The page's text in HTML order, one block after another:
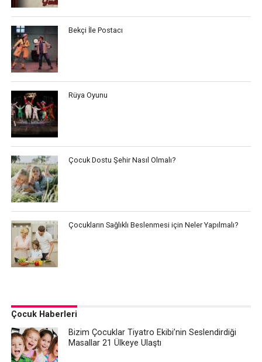
Bekçi İle Postacı
Rüya Oyunu
Çocuk Dostu Şehir Nasıl Olmalı?
Çocukların Sağlıklı Beslenmesi için Neler Yapılmalı?
Çocuk Haberleri
Bizim Çocuklar Tiyatro Ekibi’nin Seslendirdiği
Masallar 21 Ülkeye Ulaştı